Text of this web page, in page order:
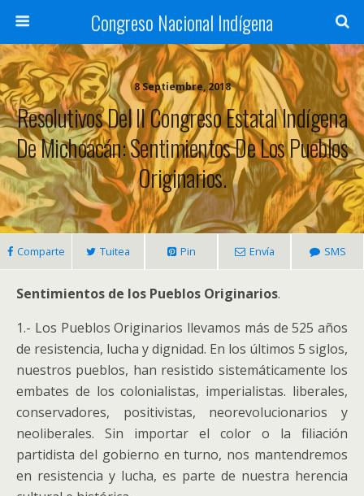
Congreso Nacional Indígena
8 Septiembre, 2018
Resolutivos Del II Congreso Estatal Indígena
De Michoacán: Sentimientos De Los Pueblos
Originarios.
Comparte Tuitea Pin Envía SMS
Sentimientos de los Pueblos Originarios.
1.- Los Pueblos Originarios llevamos más de 525 años
de resistencia, lucha y dignidad. En los últimos 5 siglos,
nuestros pueblos, han resistido sistemáticamente los
embates de los colonialistas, imperialistas. liberales,
conservadores, positivistas, neorevolucionarios y
neoliberales. Sin importar el color o la filiación
partidista del gobierno en turno, nos mantendremos
en resistencia y lucha, es parte de nuestra herencia